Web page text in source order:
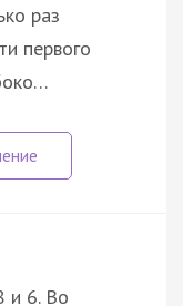
раз
первого
и 6. Во